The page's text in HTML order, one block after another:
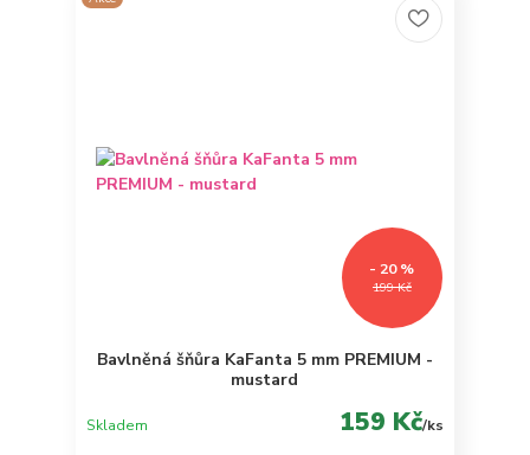
199 Kč
- 20 %
Bavlněná šňůra KaFanta 5 mm PREMIUM -
mustard
159 Kč/ks
Skladem